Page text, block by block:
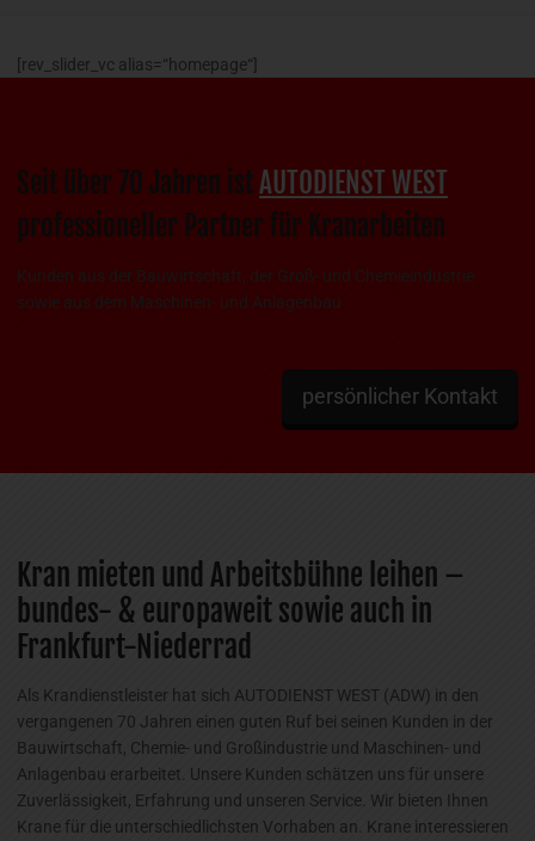
[rev_slider_vc alias=“homepage“]
Seit über 70 Jahren istAUTODIENST WEST
professioneller Partner für Kranarbeiten
Kunden aus der Bauwirtschaft, der Groß- und Chemieindustrie
sowie aus dem Maschinen- und Anlagenbau
persönlicher Kontakt
Kran mieten und Arbeitsbühne leihen –
bundes- & europaweit sowie auch in
Frankfurt-Niederrad
Als Krandienstleister hat sich AUTODIENST WEST (ADW) in den
vergangenen 70 Jahren einen guten Ruf bei seinen Kunden in der
Bauwirtschaft, Chemie- und Großindustrie und Maschinen- und
Anlagenbau erarbeitet. Unsere Kunden schätzen uns für unsere
Zuverlässigkeit, Erfahrung und unseren Service. Wir bieten Ihnen
Krane für die unterschiedlichsten Vorhaben an. Krane interessieren